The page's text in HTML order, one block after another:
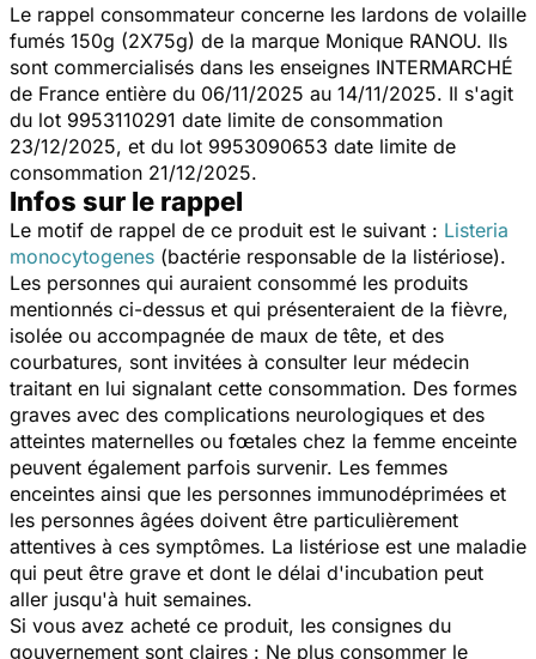
Le rappel consommateur concerne les lardons de volaille
fumés 150g (2X75g) de la marque Monique RANOU. Ils
sont commercialisés dans les enseignes INTERMARCHÉ
de France entière du 06/11/2025 au 14/11/2025. Il s'agit
du lot 9953110291 date limite de consommation
23/12/2025, et du lot 9953090653 date limite de
consommation 21/12/2025.
Infos sur le rappel
Le motif de rappel de ce produit est le suivant : Listeria
monocytogenes (bactérie responsable de la listériose).
Les personnes qui auraient consommé les produits
mentionnés ci-dessus et qui présenteraient de la fièvre,
isolée ou accompagnée de maux de tête, et des
courbatures, sont invitées à consulter leur médecin
traitant en lui signalant cette consommation. Des formes
graves avec des complications neurologiques et des
atteintes maternelles ou fœtales chez la femme enceinte
peuvent également parfois survenir. Les femmes
enceintes ainsi que les personnes immunodéprimées et
les personnes âgées doivent être particulièrement
attentives à ces symptômes. La listériose est une maladie
qui peut être grave et dont le délai d'incubation peut
aller jusqu'à huit semaines.
Si vous avez acheté ce produit, les consignes du
gouvernement sont claires : Ne plus consommer le